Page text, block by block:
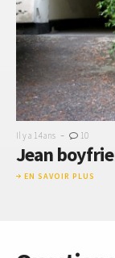
Il y a 14 ans - 10
Jean
EN SAVOIR PLUS